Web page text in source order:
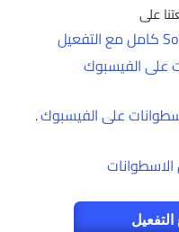
على
على الفيسبوك
على الفيسبوك.